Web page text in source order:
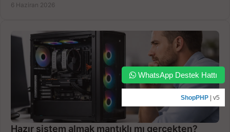
6 Haziran 2026
Hazır sistem almak mantıklı mı gerçekten?
WhatsApp Destek Hattı
ShopPHP | v5